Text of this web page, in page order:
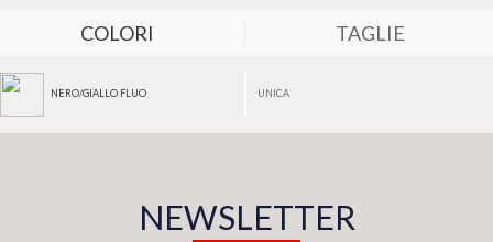
COLORI TAGLIE
NERO/GIALLO FLUO UNICA
NEWSLETTER